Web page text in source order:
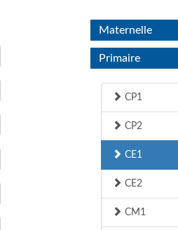
Maternelle
Primaire
CP1
CP2
CE1
CE2
CM1